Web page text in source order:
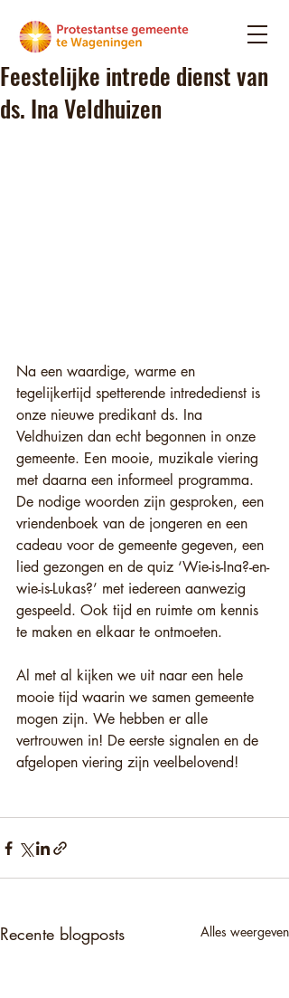
Feestelijke intrede dienst van
ds. Ina Veldhuizen
Na een waardige, warme en
tegelijkertijd spetterende intrededienst is
onze nieuwe predikant ds. Ina
Veldhuizen dan echt begonnen in onze
gemeente. Een mooie, muzikale viering
met daarna een informeel programma.
De nodige woorden zijn gesproken, een
vriendenboek van de jongeren en een
cadeau voor de gemeente gegeven, een
lied gezongen en de quiz ‘Wie-is-Ina?-en-
wie-is-Lukas?’ met iedereen aanwezig
gespeeld. Ook tijd en ruimte om kennis
te maken en elkaar te ontmoeten.
Al met al kijken we uit naar een hele
mooie tijd waarin we samen gemeente
mogen zijn. We hebben er alle
vertrouwen in! De eerste signalen en de
afgelopen viering zijn veelbelovend!
Recente blogposts Alles weergeven